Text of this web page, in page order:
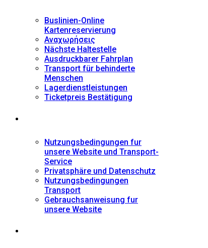
Buslinien-Online
Kartenreservierung
Αναχωρήσεις
Nächste Haltestelle
Αusdruckbarer Fahrplan
Transport für behinderte
Menschen
Lagerdienstleistungen
Ticketpreis Bestätigung
Nutzungsbedingungen fur
unsere Website und Transport-
Service
Privatsphäre und Datenschutz
Nutzungsbedingungen
Transport
Gebrauchsanweisung fur
unsere Website